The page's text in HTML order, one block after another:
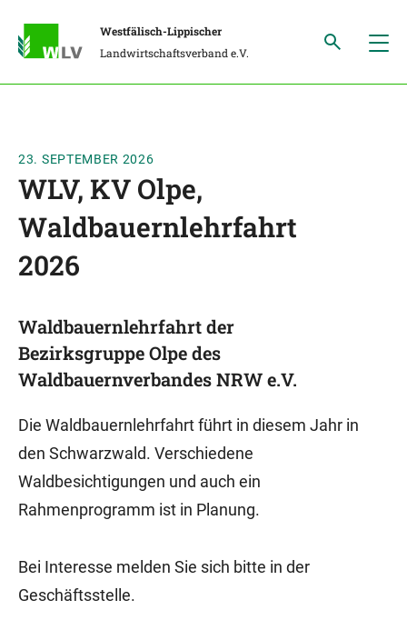
Westfälisch-Lippischer
Landwirtschaftsverband e.V.
23. SEPTEMBER 2026
WLV, KV Olpe,
Waldbauernlehrfahrt
2026
Waldbauernlehrfahrt der
Bezirksgruppe Olpe des
Waldbauernverbandes NRW e.V.
Die Waldbauernlehrfahrt führt in diesem Jahr in
den Schwarzwald. Verschiedene
Waldbesichtigungen und auch ein
Rahmenprogramm ist in Planung.
Bei Interesse melden Sie sich bitte in der
Geschäftsstelle.